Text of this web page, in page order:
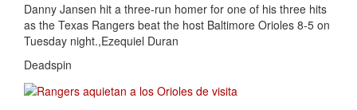
Danny Jansen hit a three-run homer for one of his three hits
as the Texas Rangers beat the host Baltimore Orioles 8-5 on
Tuesday night.,Ezequiel Duran
Deadspin